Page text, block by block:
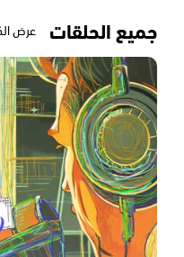
جميع الحلقات عرض